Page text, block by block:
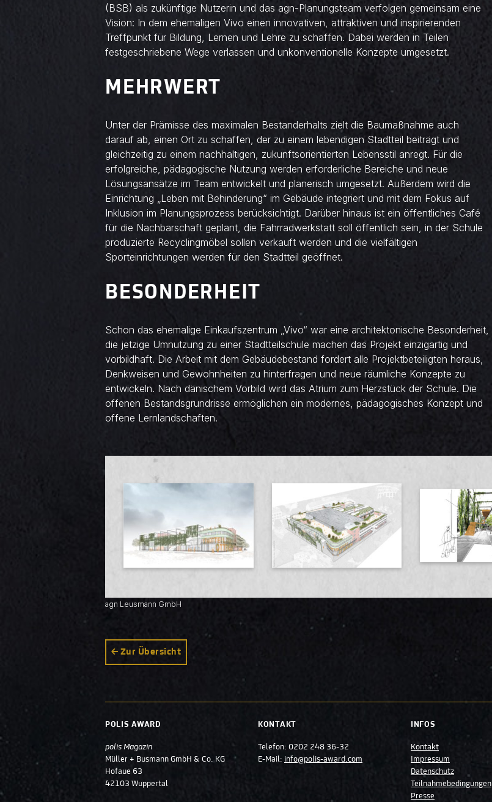
(BSB) als zukünftige Nutzerin und das agn-Planungsteam verfolgen gemeinsam eine
Vision: In dem ehemaligen Vivo einen innovativen, attraktiven und inspirierenden
Treffpunkt für Bildung, Lernen und Lehre zu schaffen. Dabei werden in Teilen
festgeschriebene Wege verlassen und unkonventionelle Konzepte umgesetzt.
MEHRWERT
Unter der Prämisse des maximalen Bestanderhalts zielt die Baumaßnahme auch
darauf ab, einen Ort zu schaffen, der zu einem lebendigen Stadtteil beiträgt und
gleichzeitig zu einem nachhaltigen, zukunftsorientierten Lebensstil anregt. Für die
erfolgreiche, pädagogische Nutzung werden erforderliche Bereiche und neue
Lösungsansätze im Team entwickelt und planerisch umgesetzt. Außerdem wird die
Einrichtung „Leben mit Behinderung“ im Gebäude integriert und mit dem Fokus auf
Inklusion im Planungsprozess berücksichtigt. Darüber hinaus ist ein öffentliches Café
für die Nachbarschaft geplant, die Fahrradwerkstatt soll öffentlich sein, in der Schule
produzierte Recyclingmöbel sollen verkauft werden und die vielfältigen
Sporteinrichtungen werden für den Stadtteil geöffnet.
BESONDERHEIT
Schon das ehemalige Einkaufszentrum „Vivo“ war eine architektonische Besonderheit,
die jetzige Umnutzung zu einer Stadtteilschule machen das Projekt einzigartig und
vorbildhaft. Die Arbeit mit dem Gebäudebestand fordert alle Projektbeteiligten heraus,
Denkweisen und Gewohnheiten zu hinterfragen und neue räumliche Konzepte zu
entwickeln. Nach dänischem Vorbild wird das Atrium zum Herzstück der Schule. Die
offenen Bestandsgrundrisse ermöglichen ein modernes, pädagogisches Konzept und
offene Lernlandschaften.
agn Leusmann GmbH
Zur Übersicht
POLIS AWARD
polis Magazin
Müller + Busmann GmbH & Co. KG
Hofaue 63
42103 Wuppertal
KONTAKT
Telefon: 0202 248 36-32
E-Mail: info@polis-award.com
INFOS
Kontakt
Impressum
Datenschutz
Teilnahmebedingungen
Presse